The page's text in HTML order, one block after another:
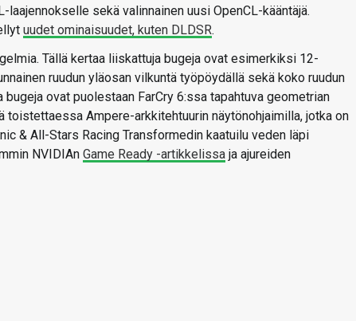
sekä valinnainen uusi OpenCL-kääntäjä.
uudet ominaisuudet, kuten DLDSR.
Tällä kertaa liiskattuja bugeja ovat esimerkiksi 12-
ruudun yläosan vilkuntä työpöydällä sekä koko ruudun
ovat puolestaan FarCry 6:ssa tapahtuva geometrian
Ampere-arkkitehtuurin näytönohjaimilla, jotka on
& All-Stars Racing Transformedin kaatuilu veden läpi
NVIDIAn Game Ready -artikkelissa ja ajureiden